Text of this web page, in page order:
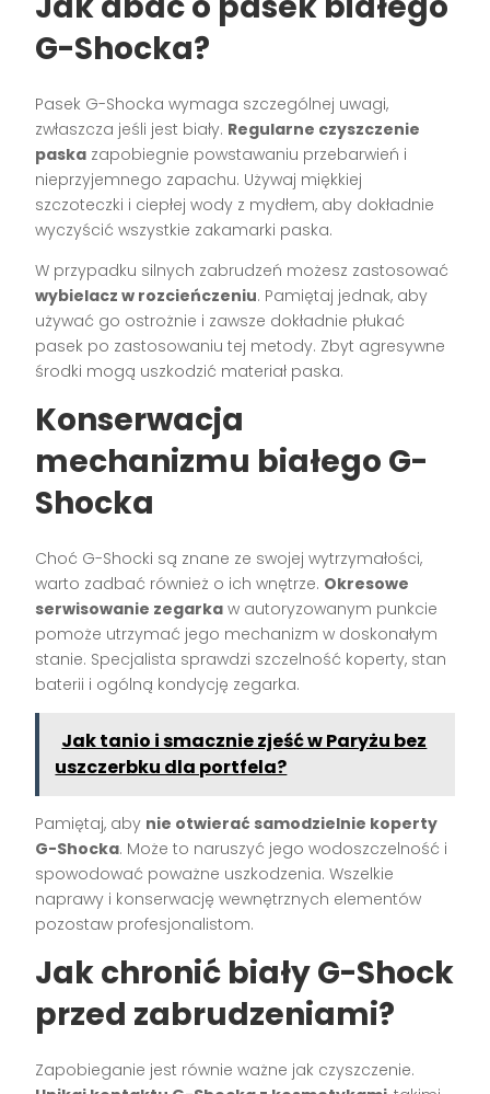
G-Shocka?
Pasek G-Shocka wymaga szczególnej uwagi,
zwłaszcza jeśli jest biały. Regularne czyszczenie
paska zapobiegnie powstawaniu przebarwień i
nieprzyjemnego zapachu. Używaj miękkiej
szczoteczki i ciepłej wody z mydłem, aby dokładnie
wyczyścić wszystkie zakamarki paska.
W przypadku silnych zabrudzeń możesz zastosować
wybielacz w rozcieńczeniu. Pamiętaj jednak, aby
używać go ostrożnie i zawsze dokładnie płukać
pasek po zastosowaniu tej metody. Zbyt agresywne
środki mogą uszkodzić materiał paska.
Konserwacja
mechanizmu białego G-
Shocka
Choć G-Shocki są znane ze swojej wytrzymałości,
warto zadbać również o ich wnętrze. Okresowe
serwisowanie zegarka w autoryzowanym punkcie
pomoże utrzymać jego mechanizm w doskonałym
stanie. Specjalista sprawdzi szczelność koperty, stan
baterii i ogólną kondycję zegarka.
Jak tanio i smacznie zjeść w Paryżu bez
uszczerbku dla portfela?
Pamiętaj, aby nie otwierać samodzielnie koperty
G-Shocka. Może to naruszyć jego wodoszczelność i
spowodować poważne uszkodzenia. Wszelkie
naprawy i konserwację wewnętrznych elementów
pozostaw profesjonalistom.
Jak chronić biały G-Shock
przed zabrudzeniami?
Zapobieganie jest równie ważne jak czyszczenie.